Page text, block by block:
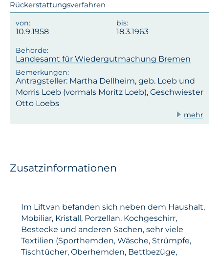
Rückerstattungsverfahren
10.9.1958 18.3.1963
Landesamt für Wiedergutmachung Bremen
Antragsteller: Martha Dellheim, geb. Loeb und
Morris Loeb (vormals Moritz Loeb), Geschwiester
Otto Loebs
mehr
Zusatzinformationen
Im Liftvan befanden sich neben dem Haushalt,
Mobiliar, Kristall, Porzellan, Kochgeschirr,
Bestecke und anderen Sachen, sehr viele
Textilien (Sporthemden, Wäsche, Strümpfe,
Tischtücher, Oberhemden, Bettbezüge,